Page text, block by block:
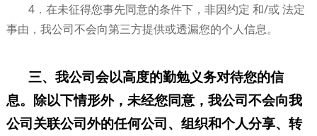
4．在未征得您事先同意的条件下，非因约定 和/或 法定
事由，我公司不会向第三方提供或透漏您的个人信息。
三、我公司会以高度的勤勉义务对待您的信
息。除以下情形外，未经您同意，我公司不会向我
公司关联公司外的任何公司、组织和个人分享、转